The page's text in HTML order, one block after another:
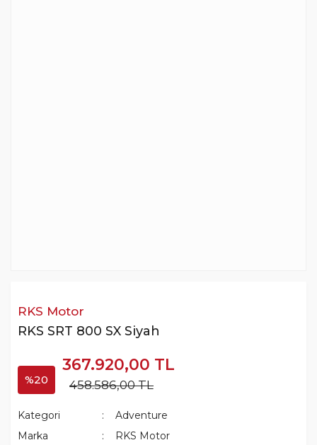
RKS Motor
RKS SRT 800 SX Siyah
%20
367.920,00 TL
458.586,00 TL
Kategori
Adventure
Marka
RKS Motor